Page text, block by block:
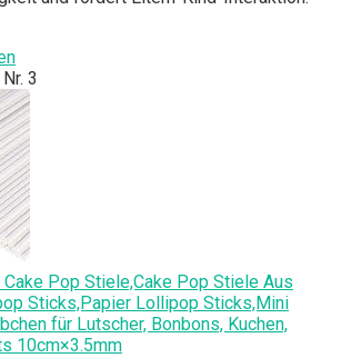
3
Pop Stiele,Cake Pop Stiele Aus
Sticks,Papier Lollipop Sticks,Mini
für Lutscher, Bonbons, Kuchen,
10cm×3.5mm